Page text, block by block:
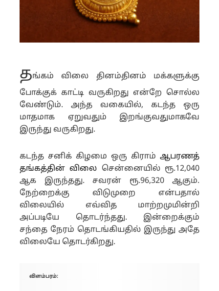
தங்கம் விலை தினம்தினம் மக்களுக்கு
போக்குக் காட்டி வருகிறது என்றே சொல்ல
வேண்டும். அந்த வகையில், கடந்த ஒரு
மாதமாக ஏறுவதும் இறங்குவதுமாகவே
இருந்து வருகிறது.
கடந்த சனிக் கிழமை ஒரு கிராம் ஆபரணத்
தங்கத்தின் விலை சென்னையில் ரூ.12,040
ஆக இருந்தது. சவரன் ரூ.96,320 ஆகும்.
நேற்றைக்கு விடுமுறை என்பதால்
விலையில் எவ்வித மாற்றமுமின்றி
அப்படியே தொடர்ந்தது. இன்றைக்கும்
சந்தை நேரம் தொடங்கியதில் இருந்து அதே
விலையே தொடர்கிறது.
விளம்பரம்: